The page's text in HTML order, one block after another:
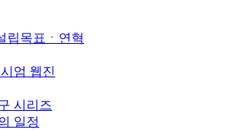
립목표ㆍ연혁
엄 웹진
시리즈
일정